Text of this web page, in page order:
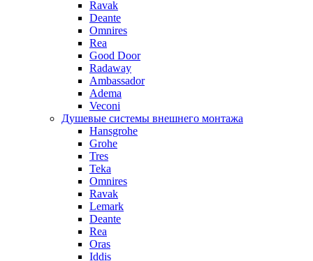
Ravak
Deante
Omnires
Rea
Good Door
Radaway
Ambassador
Adema
Veconi
Душевые системы внешнего монтажа
Hansgrohe
Grohe
Tres
Teka
Omnires
Ravak
Lemark
Deante
Rea
Oras
Iddis